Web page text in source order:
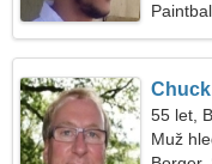
Chuck
55 let,
Muž